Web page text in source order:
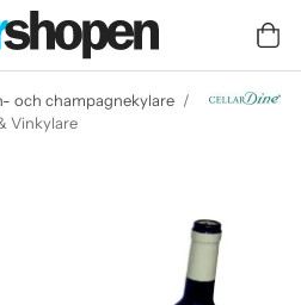
och champagnekylare /
Vinkylare